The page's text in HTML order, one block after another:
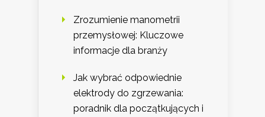
Zrozumienie manometrii
przemysłowej: Kluczowe
informacje dla branży
Jak wybrać odpowiednie
elektrody do zgrzewania:
poradnik dla początkujących i